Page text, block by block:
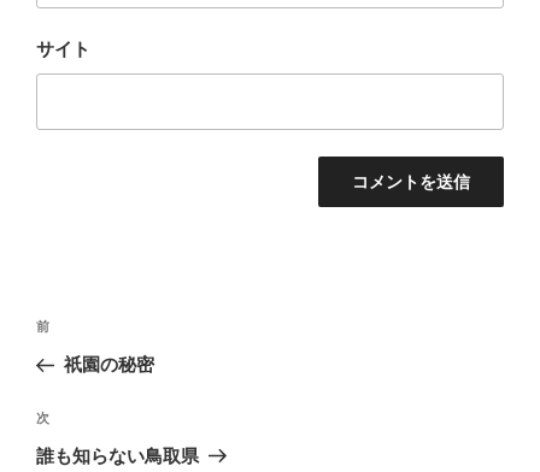
サイト
投
ナ
ビ
ゲ
前
の
稿
前
祇園の秘密
次
の
次
誰も知らない鳥取県